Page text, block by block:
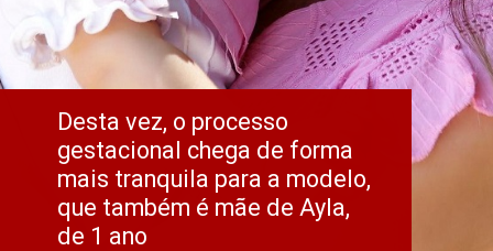
Desta vez, o processo
gestacional chega de forma
mais tranquila para a modelo,
que também é mãe de Ayla,
de 1 ano